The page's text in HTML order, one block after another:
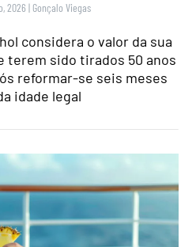
2026 | Gonçalo Viegas
considera o valor da sua
terem sido tirados 50 anos
reformar-se seis meses
idade legal